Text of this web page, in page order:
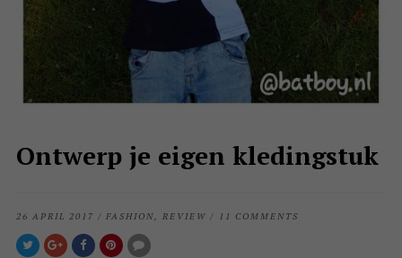
Ontwerp je eigen kledingstuk
26 APRIL 2017 / FASHION,REVIEW / 11 COMMENTS